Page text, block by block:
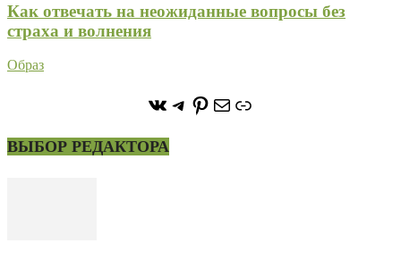
Как отвечать на неожиданные вопросы без
страха и волнения
Образ
https://vk.com/
https://t.me/stoneforest
https://
ПочтаСсылка
ВЫБОР РЕДАКТОРА